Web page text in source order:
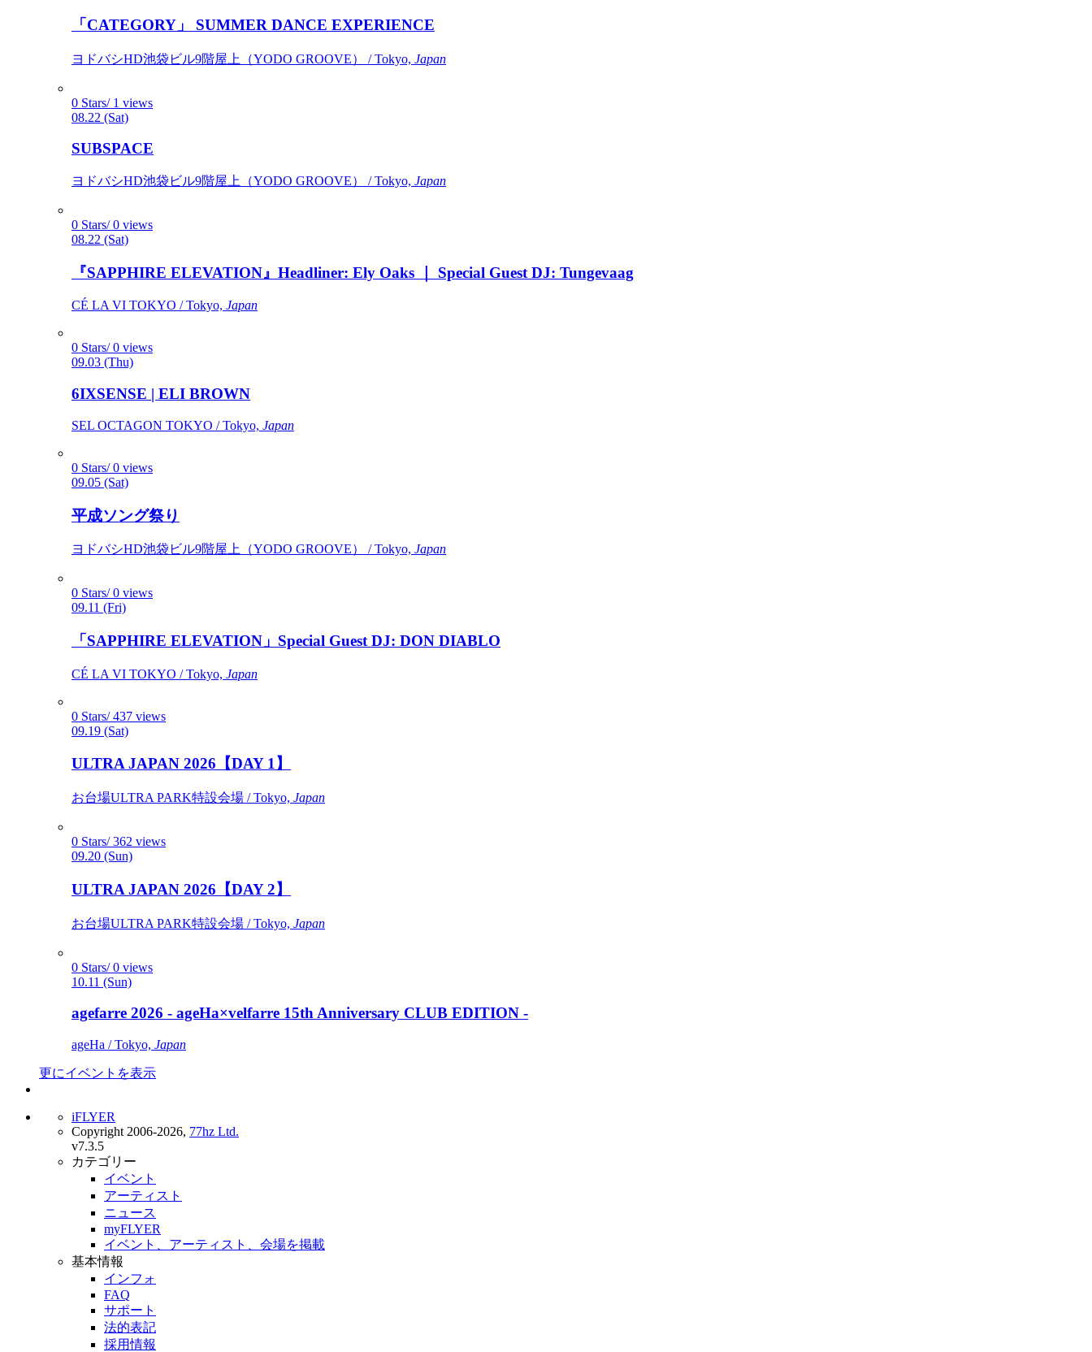
「CATEGORY」 SUMMER DANCE EXPERIENCE
ヨドバシHD池袋ビル9階屋上（YODO GROOVE） / Tokyo, Japan
0 Stars/ 1 views
08.22 (Sat)
SUBSPACE
ヨドバシHD池袋ビル9階屋上（YODO GROOVE） / Tokyo, Japan
0 Stars/ 0 views
08.22 (Sat)
『SAPPHIRE ELEVATION』Headliner: Ely Oaks ｜ Special Guest DJ: Tungevaag
CÉ LA VI TOKYO / Tokyo, Japan
0 Stars/ 0 views
09.03 (Thu)
6IXSENSE | ELI BROWN
SEL OCTAGON TOKYO / Tokyo, Japan
0 Stars/ 0 views
09.05 (Sat)
平成ソング祭り
ヨドバシHD池袋ビル9階屋上（YODO GROOVE） / Tokyo, Japan
0 Stars/ 0 views
09.11 (Fri)
「SAPPHIRE ELEVATION」Special Guest DJ: DON DIABLO
CÉ LA VI TOKYO / Tokyo, Japan
0 Stars/ 437 views
09.19 (Sat)
ULTRA JAPAN 2026【DAY 1】
お台場ULTRA PARK特設会場 / Tokyo, Japan
0 Stars/ 362 views
09.20 (Sun)
ULTRA JAPAN 2026【DAY 2】
お台場ULTRA PARK特設会場 / Tokyo, Japan
0 Stars/ 0 views
10.11 (Sun)
agefarre 2026 - ageHa×velfarre 15th Anniversary CLUB EDITION -
ageHa / Tokyo, Japan
更にイベントを表示
iFLYER
Copyright 2006-2026, 77hz Ltd.
v7.3.5
カテゴリー
イベント
アーティスト
ニュース
myFLYER
イベント、アーティスト、会場を掲載
基本情報
インフォ
FAQ
サポート
法的表記
採用情報